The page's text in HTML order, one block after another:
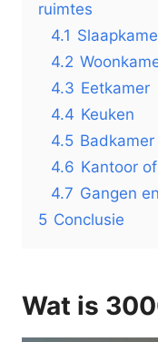
ruimtes
4.1
4.2
4.3 Eetkamer
4.4 Keuken
4.5 Badkamer
4.6 Kantoor
4.7 Gangen
5 Conclusie
Wat is